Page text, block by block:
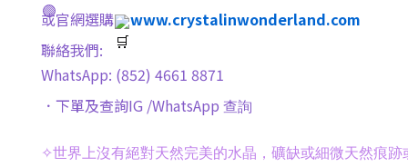
或官網選購
www.crystalinwonderland.com
聯絡我們:
WhatsApp: (852) 4661 8871
．下單及查詢IG /WhatsApp 查詢
✧世界上沒有絕對天然完美的水晶，礦缺或細微天然痕